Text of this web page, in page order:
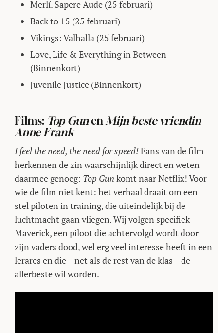
Merlí. Sapere Aude (25 februari)
Back to 15 (25 februari)
Vikings: Valhalla (25 februari)
Love, Life & Everything in Between
(Binnenkort)
Juvenile Justice (Binnenkort)
Films: Top Gunen Mijn beste vriendin
Anne Frank
I feel the need, the need for speed!Fans van de film
herkennen de zin waarschijnlijk direct en weten
daarmee genoeg: Top Gun komt naar Netflix! Voor
wie de film niet kent: het verhaal draait om een
stel piloten in training, die uiteindelijk bij de
luchtmacht gaan vliegen. Wij volgen specifiek
Maverick, een piloot die achtervolgd wordt door
zijn vaders dood, wel erg veel interesse heeft in een
lerares en die – net als de rest van de klas – de
allerbeste wil worden.